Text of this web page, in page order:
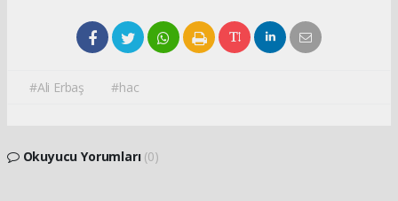
#Ali Erbaş #hac
Okuyucu Yorumları (0)